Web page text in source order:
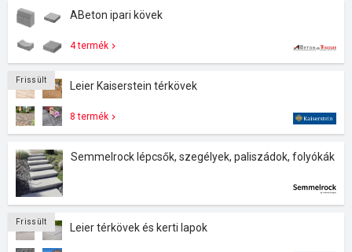
ABeton ipari kövek
4 termék
Frissült Leier Kaiserstein térkövek
8 termék
Semmelrock lépcsők, szegélyek, paliszádok, folyókák
Frissült Leier térkövek és kerti lapok